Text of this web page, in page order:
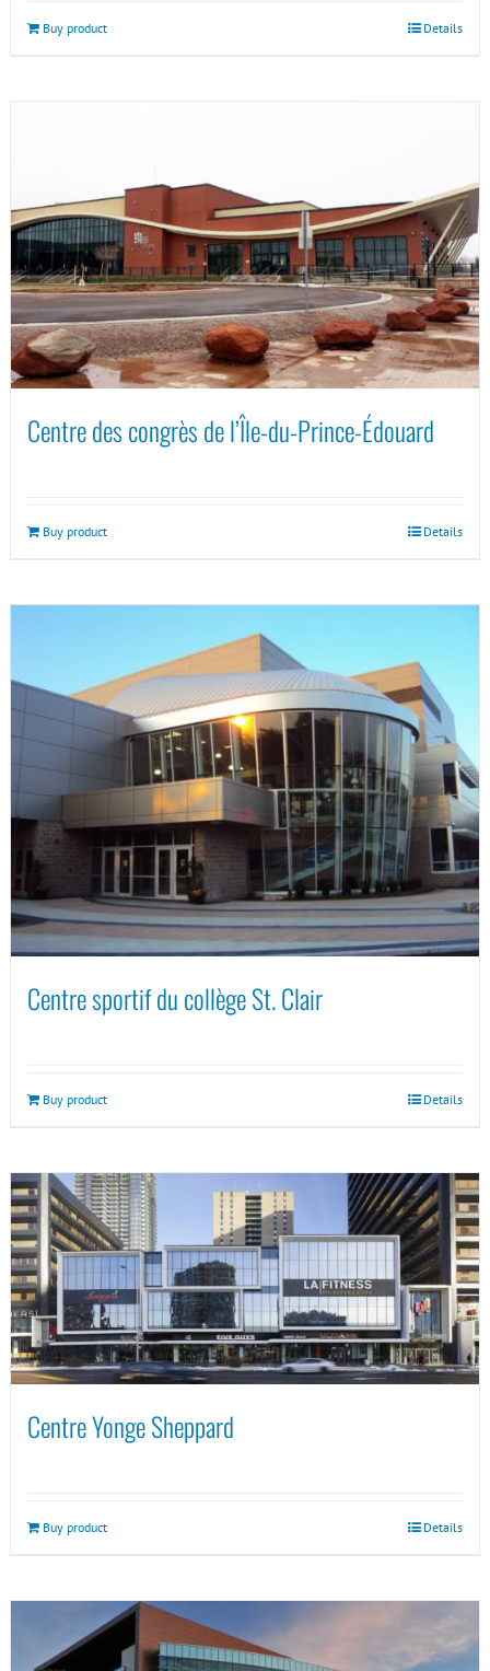
Buy product Details
Centre des congrès de l’Île-du-Prince-Édouard
Buy product Details
Centre sportif du collège St. Clair
Buy product Details
Centre Yonge Sheppard
Buy product Details